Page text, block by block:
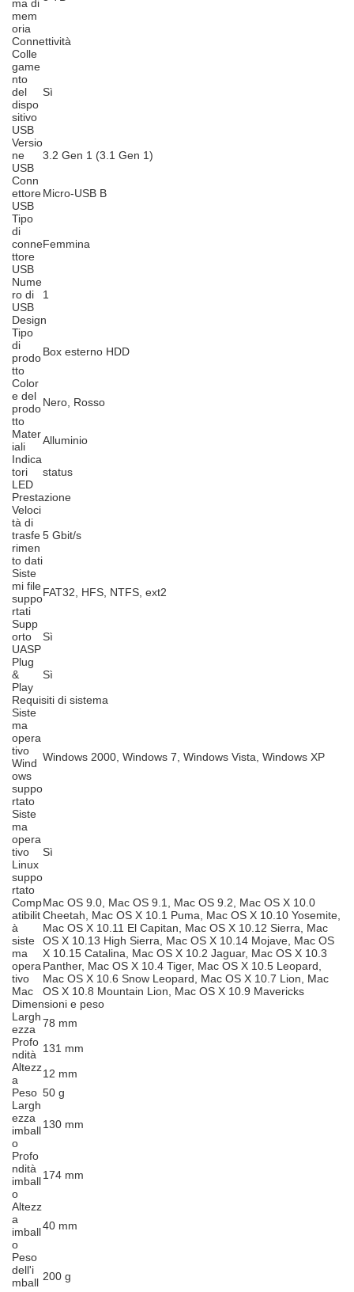
ma di
mem
oria
Connettività
Colle
game
nto
del
dispo
sitivo
USB
Sì
Versio
ne
USB
3.2 Gen 1 (3.1 Gen 1)
Conn
ettore
USB
Micro-USB B
Tipo
di
conne
ttore
USB
Femmina
Nume
ro di
USB
1
Design
Tipo
di
prodo
tto
Box esterno HDD
Color
e del
prodo
tto
Nero, Rosso
Mater
iali
Alluminio
Indica
tori
LED
status
Prestazione
Veloci
tà di
trasfe
rimen
to dati
5 Gbit/s
Siste
mi file
suppo
rtati
FAT32, HFS, NTFS, ext2
Supp
orto
UASP
Sì
Plug
&
Play
Sì
Requisiti di sistema
Siste
ma
opera
tivo
Wind
ows
suppo
rtato
Windows 2000, Windows 7, Windows Vista, Windows XP
Siste
ma
opera
tivo
Linux
suppo
rtato
Sì
Comp
atibilit
à
siste
ma
opera
tivo
Mac
Mac OS 9.0, Mac OS 9.1, Mac OS 9.2, Mac OS X 10.0
Cheetah, Mac OS X 10.1 Puma, Mac OS X 10.10 Yosemite,
Mac OS X 10.11 El Capitan, Mac OS X 10.12 Sierra, Mac
OS X 10.13 High Sierra, Mac OS X 10.14 Mojave, Mac OS
X 10.15 Catalina, Mac OS X 10.2 Jaguar, Mac OS X 10.3
Panther, Mac OS X 10.4 Tiger, Mac OS X 10.5 Leopard,
Mac OS X 10.6 Snow Leopard, Mac OS X 10.7 Lion, Mac
OS X 10.8 Mountain Lion, Mac OS X 10.9 Mavericks
Dimensioni e peso
Largh
ezza
78 mm
Profo
ndità
131 mm
Altezz
a
12 mm
Peso 50 g
Largh
ezza
imball
o
130 mm
Profo
ndità
imball
o
174 mm
Altezz
a
imball
o
40 mm
Peso
dell'i
mball 200 g